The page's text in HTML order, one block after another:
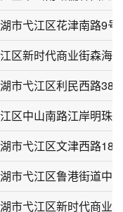
市弋江区利民西路
区中山南路江岸明珠-
市弋江区文津西路
市弋江区鲁港街道中